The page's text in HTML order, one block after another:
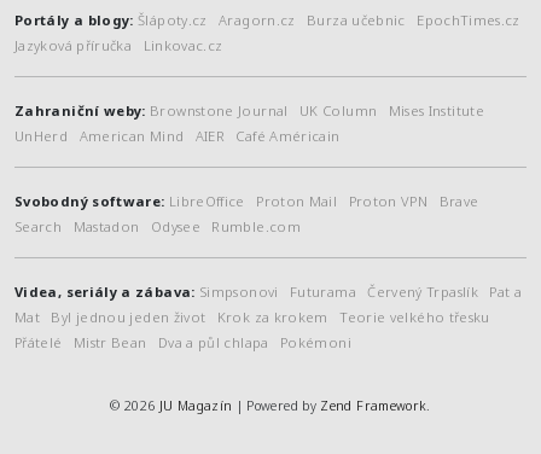
Portály a blogy:Šlápoty.cz Aragorn.cz Burza učebnic
EpochTimes.cz
Jazyková příručka
Linkovac.cz
Zahraniční weby: Brownstone Journal UK Column
Mises Institute
UnHerd
American Mind AIER Café Américain
Svobodný software: LibreOffice Proton Mail Proton VPN
Brave
Search
Mastadon Odysee Rumble.com
Videa, seriály a zábava: Simpsonovi Futurama Červený Trpaslík
Pat a
Mat
Byl jednou jeden život Krok za krokem
Teorie velkého třesku
Přátelé
Mistr Bean Dva a půl chlapa Pokémoni
© 2026 JU Magazín | Powered by Zend Framework.